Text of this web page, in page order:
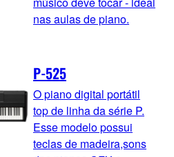
nas aulas de piano.
P-525
O piano digital portátil
top de linha da série P.
Esse modelo possui
teclas de madeira,sons